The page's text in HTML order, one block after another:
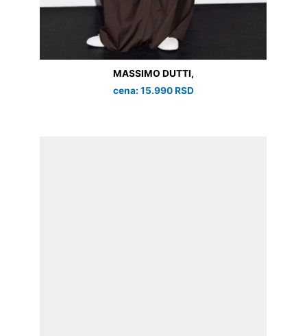
MASSIMO DUTTI,
cena: 15.990 RSD